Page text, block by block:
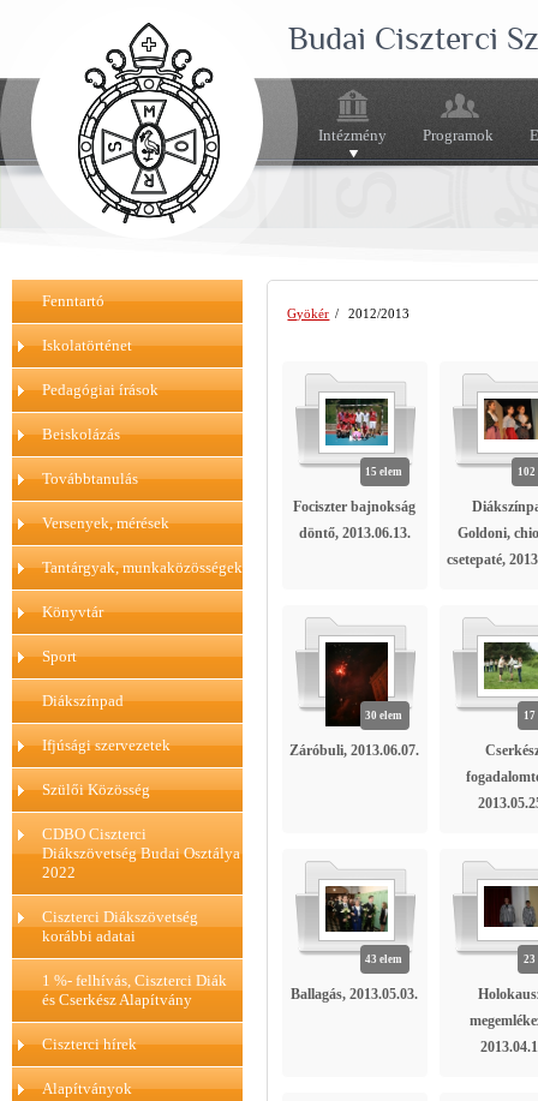
Budai Ciszterci
Intézmény Programok
Fenntartó
Iskolatörténet
Pedagógiai írások
Beiskolázás
Továbbtanulás
Versenyek, mérések
Tantárgyak, munkaközösségek
Könyvtár
Sport
Diákszínpad
Ifjúsági szervezetek
Szülői Közösség
CDBO Ciszterci
Diákszövetség Budai Osztálya
2022
Ciszterci Diákszövetség
korábbi adatai
1 %- felhívás, Ciszterci Diák
és Cserkész Alapítvány
Ciszterci hírek
Alapítványok
Gyökér / 2012/2013
15 elem
Fociszter bajnokság
döntő, 2013.06.13.
102
Goldoni,
csetepaté,
30 elem
Záróbuli, 2013.06.07.
17
43 elem
Ballagás, 2013.05.03.
23